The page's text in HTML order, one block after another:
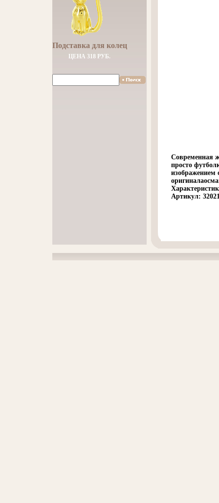
Подставка для колец
ЦЕНА 318 РУБ.
Современная
просто
изображением
Артикул: